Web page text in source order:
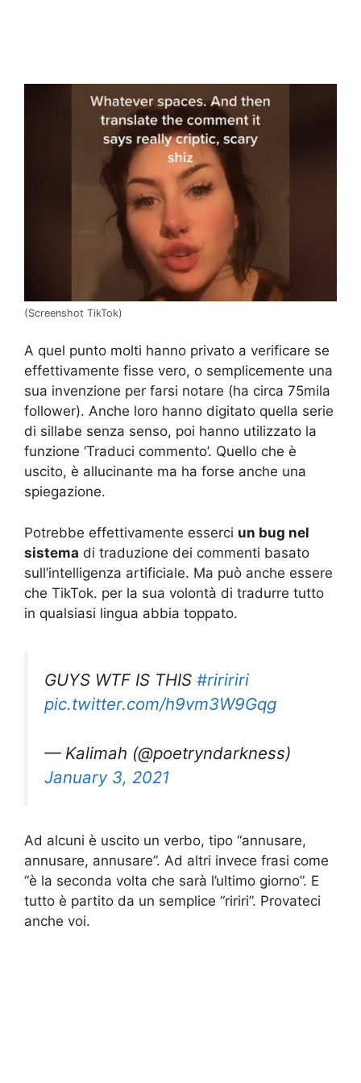
(Screenshot TikTok)
A quel punto molti hanno privato a verificare se
effettivamente fisse vero, o semplicemente una
sua invenzione per farsi notare (ha circa 75mila
follower). Anche loro hanno digitato quella serie
di sillabe senza senso, poi hanno utilizzato la
funzione ‘Traduci commento’. Quello che è
uscito, è allucinante ma ha forse anche una
spiegazione.
Potrebbe effettivamente esserci un bug nel
sistema di traduzione dei commenti basato
sull’intelligenza artificiale. Ma può anche essere
che TikTok. per la sua volontà di tradurre tutto
in qualsiasi lingua abbia toppato.
GUYS WTF IS THIS #riririri
pic.twitter.com/h9vm3W9Gqg
— Kalimah (@poetryndarkness)
January 3, 2021
Ad alcuni è uscito un verbo, tipo “annusare,
annusare, annusare”. Ad altri invece frasi come
“è la seconda volta che sarà l’ultimo giorno”. E
tutto è partito da un semplice “ririri”. Provateci
anche voi.